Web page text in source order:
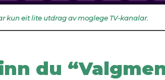
kun eit lite utdrag av moglege TV-kanalar.
du